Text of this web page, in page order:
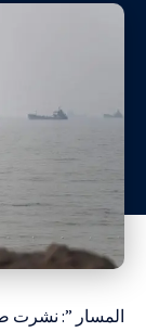
المسار ”: نشرت